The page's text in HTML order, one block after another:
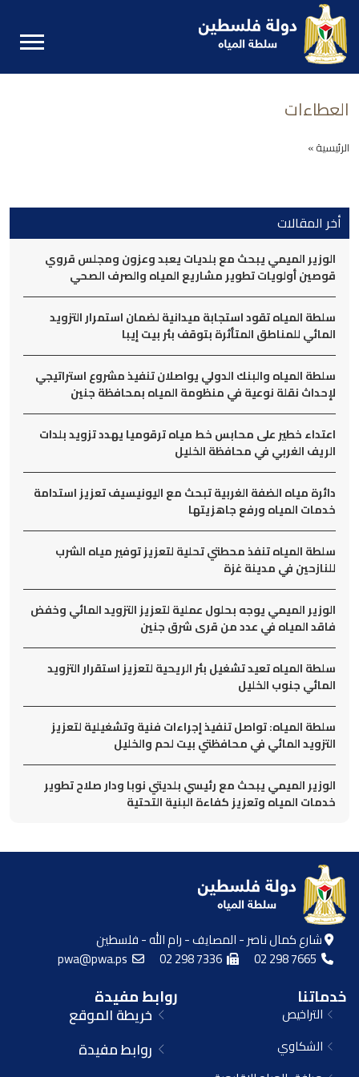
العطاءات
الرئيسية »
أخر المقالات
الوزير الميمي يبحث مع بلديات يعبد وعزون ومجلس قروي
قوصين أولويات تطوير مشاريع المياه والصرف الصحي
سلطة المياه تقود استجابة ميدانية لضمان استمرار التزويد
المائي للمناطق المتأثرة بتوقف بئر بيت إيبا
سلطة المياه والبنك الدولي يواصلان تنفيذ مشروع استراتيجي
لإحداث نقلة نوعية في منظومة المياه بمحافظة جنين
اعتداء خطير على محابس خط مياه ترقوميا يهدد تزويد بلدات
الريف الغربي في محافظة الخليل
دائرة مياه الضفة الغربية تبحث مع اليونيسيف تعزيز استدامة
خدمات المياه ورفع جاهزيتها
سلطة المياه تنفذ محطتي تحلية لتعزيز توفير مياه الشرب
للنازحين في مدينة غزة
الوزير الميمي يوجه بحلول عملية لتعزيز التزويد المائي وخفض
فاقد المياه في عدد من قرى شرق جنين
سلطة المياه تعيد تشغيل بئر الريحية لتعزيز استقرار التزويد
المائي جنوب الخليل
سلطة المياه: تواصل تنفيذ إجراءات فنية وتشغيلية لتعزيز
التزويد المائي في محافظتي بيت لحم والخليل
الوزير الميمي يبحث مع رئيسي بلديتي نوبا ودار صلاح تطوير
خدمات المياه وتعزيز كفاءة البنية التحتية
شارع كمال ناصر - المصايف - رام الله - فلسطين
02 298 7665
02 298 7336
خدماتنا
التراخيص
الشكاوي
روابط مفيدة
خريطة الموقع
روابط مفيدة